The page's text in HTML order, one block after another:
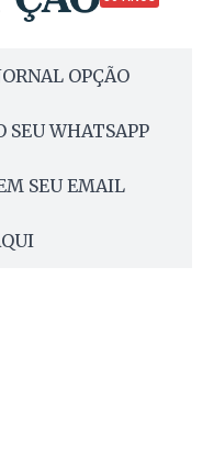
OPÇÃO
SEU WHATSAPP
SEU EMAIL